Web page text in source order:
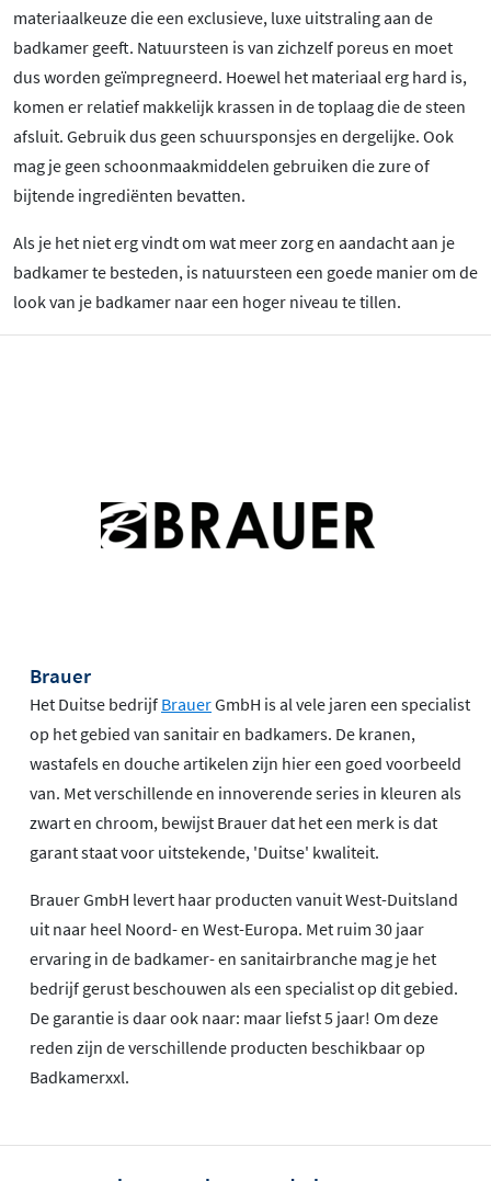
materiaalkeuze die een exclusieve, luxe uitstraling aan de
badkamer geeft. Natuursteen is van zichzelf poreus en moet
dus worden geïmpregneerd. Hoewel het materiaal erg hard is,
komen er relatief makkelijk krassen in de toplaag die de steen
afsluit. Gebruik dus geen schuursponsjes en dergelijke. Ook
mag je geen schoonmaakmiddelen gebruiken die zure of
bijtende ingrediënten bevatten.
Als je het niet erg vindt om wat meer zorg en aandacht aan je
badkamer te besteden, is natuursteen een goede manier om de
look van je badkamer naar een hoger niveau te tillen.
Brauer
Het Duitse bedrijf BrauerGmbH is al vele jaren een specialist
op het gebied van sanitair en badkamers. De kranen,
wastafels en douche artikelen zijn hier een goed voorbeeld
van. Met verschillende en innoverende series in kleuren als
zwart en chroom, bewijst Brauer dat het een merk is dat
garant staat voor uitstekende, 'Duitse' kwaliteit.
Brauer GmbH levert haar producten vanuit West-Duitsland
uit naar heel Noord- en West-Europa. Met ruim 30 jaar
ervaring in de badkamer- en sanitairbranche mag je het
bedrijf gerust beschouwen als een specialist op dit gebied.
De garantie is daar ook naar: maar liefst 5 jaar! Om deze
reden zijn de verschillende producten beschikbaar op
Badkamerxxl.